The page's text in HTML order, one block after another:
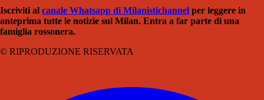
Iscriviti al canale Whatsapp di Milanistichannel per leggere in
anteprima tutte le notizie sul Milan. Entra a far parte di una
famiglia rossonera.
© RIPRODUZIONE RISERVATA